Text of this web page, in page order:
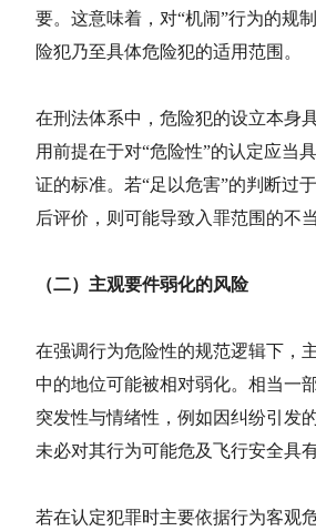
要。这意味着，对“机闹”行为的规
险犯乃至具体危险犯的适用范围。
在刑法体系中，危险犯的设立本身
用前提在于对“危险性”的认定应当
证的标准。若“足以危害”的判断过
后评价，则可能导致入罪范围的不当
（二）主观要件弱化的风险
在强调行为危险性的规范逻辑下，
中的地位可能被相对弱化。相当一
突发性与情绪性，例如因纠纷引发
未必对其行为可能危及飞行安全具
若在认定犯罪时主要依据行为客观